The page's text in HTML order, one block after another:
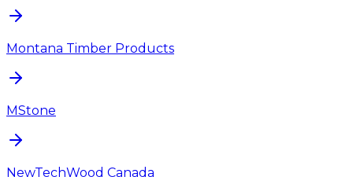
Montana Timber Products
MStone
NewTechWood Canada